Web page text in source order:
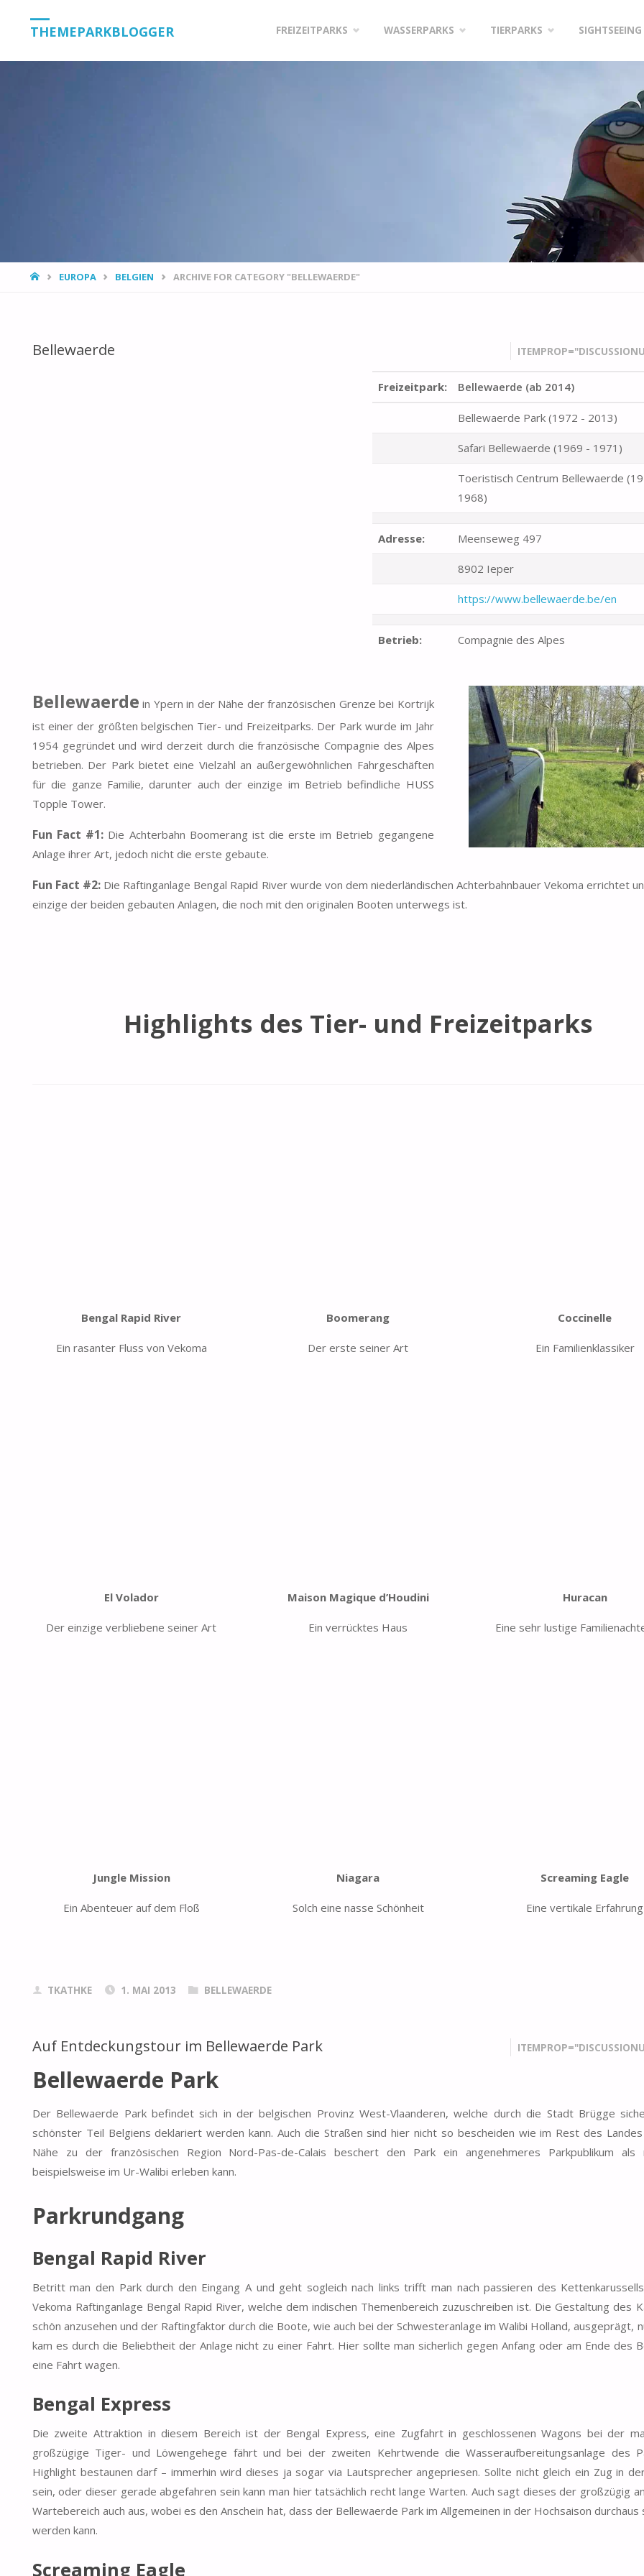
THEMEPARKBLOGGER FREIZEITPARKS WASSERPARKS TIERPARKS SIGHTSEEING
HOMEEUROPA BELGIEN ARCHIVE FOR CATEGORY "BELLEWAERDE"
Bellewaerde
Freizeitpark: Bellewaerde (ab 2014)
Bellewaerde Park (1972 - 2013)
Safari Bellewaerde (1969 - 1971)
Toeristisch Centrum Bellewaerde
1968)
Adresse: Meenseweg 497
8902 Ieper
https://www.bellewaerde.be/en
Betrieb: Compagnie des Alpes
Bellewaerde in Ypern in der Nähe der französischen Grenze bei Kortrijk
ist einer der größten belgischen Tier- und Freizeitparks. Der Park wurde im Jahr
1954 gegründet und wird derzeit durch die französische Compagnie des Alpes
betrieben. Der Park bietet eine Vielzahl an außergewöhnlichen Fahrgeschäften
für die ganze Familie, darunter auch der einzige im Betrieb befindliche HUSS
Topple Tower.
Fun Fact #1: Die Achterbahn Boomerang ist die erste im Betrieb gegangene
Anlage ihrer Art, jedoch nicht die erste gebaute.
Fun Fact #2: Die Raftinganlage Bengal Rapid River wurde von dem niederländischen Achterbahnbauer Vekoma errichtet
einzige der beiden gebauten Anlagen, die noch mit den originalen Booten unterwegs ist.
Highlights des Tier- und Freizeitparks
Bengal Rapid River
Ein rasanter Fluss von Vekoma
Boomerang
Der erste seiner Art
Coccinelle
Ein Familienklassiker
El Volador
Der einzige verbliebene seiner Art
Maison Magique d’Houdini
Ein verrücktes Haus
Huracan
Eine sehr lustige
Jungle Mission
Ein Abenteuer auf dem Floß
Niagara
Solch eine nasse Schönheit
Screaming Eagle
Eine vertikale Erfahrung
TKATHKE 1. MAI 2013 BELLEWAERDE
Auf Entdeckungstour im Bellewaerde Park
Bellewaerde Park
Der Bellewaerde Park befindet sich in der belgischen Provinz West-Vlaanderen, welche durch die Stadt Brügge
schönster Teil Belgiens deklariert werden kann. Auch die Straßen sind hier nicht so bescheiden wie im Rest des
Nähe zu der französischen Region Nord-Pas-de-Calais beschert den Park ein angenehmeres Parkpublikum als
beispielsweise im Ur-Walibi erleben kann.
Parkrundgang
Bengal Rapid River
Betritt man den Park durch den Eingang A und geht sogleich nach links trifft man nach passieren des
Vekoma Raftinganlage Bengal Rapid River, welche dem indischen Themenbereich zuzuschreiben ist. Die Gestaltung des
schön anzusehen und der Raftingfaktor durch die Boote, wie auch bei der Schwesteranlage im Walibi Holland, ausgeprägt,
kam es durch die Beliebtheit der Anlage nicht zu einer Fahrt. Hier sollte man sicherlich gegen Anfang oder am Ende des
eine Fahrt wagen.
Bengal Express
Die zweite Attraktion in diesem Bereich ist der Bengal Express, eine Zugfahrt in geschlossenen Wagons bei der
großzügige Tiger- und Löwengehege fährt und bei der zweiten Kehrtwende die Wasseraufbereitungsanlage des
Highlight bestaunen darf – immerhin wird dieses ja sogar via Lautsprecher angepriesen. Sollte nicht gleich ein Zug in
sein, oder dieser gerade abgefahren sein kann man hier tatsächlich recht lange Warten. Auch sagt dieses der großzügig
Wartebereich auch aus, wobei es den Anschein hat, dass der Bellewaerde Park im Allgemeinen in der Hochsaison durchaus
werden kann.
Screaming Eagle